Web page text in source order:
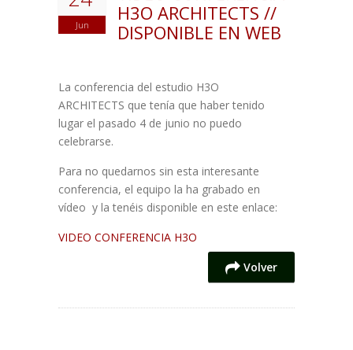
Jun
H3O ARCHITECTS //
DISPONIBLE EN WEB
La conferencia del estudio H3O
ARCHITECTS que tenía que haber tenido
lugar el pasado 4 de junio no puedo
celebrarse.
Para no quedarnos sin esta interesante
conferencia, el equipo la ha grabado en
vídeo y la tenéis disponible en este enlace:
VIDEO CONFERENCIA H3O
Volver